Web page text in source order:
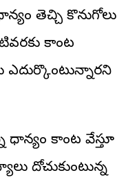
తెచ్చి కొనుగోలు
కాంట
ఎదుర్కొంటున్నారని
ధాన్యం కాంట వేస్తూ
దోచుకుంటున్న